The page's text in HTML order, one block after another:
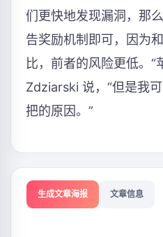
们更快地发现漏洞，那
告奖励机制即可，因为
比，前者的风险更低。“
Zdziarski 说，“但是我
把的原因。”
生成文章海报 文章信息